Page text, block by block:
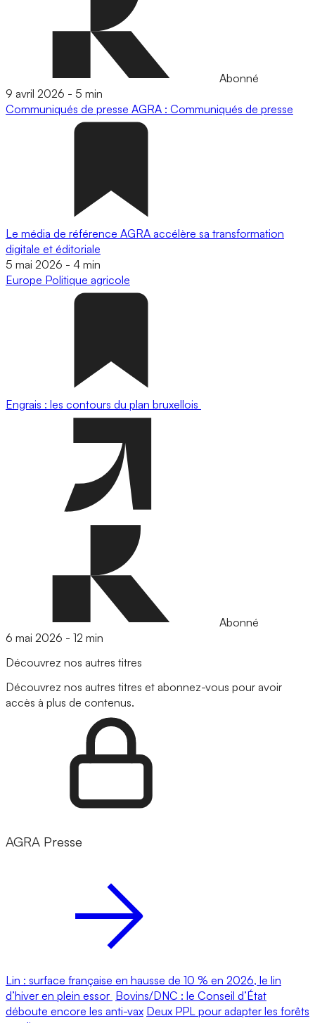
Abonné
9 avril 2026 - 5 min
Communiqués de presse AGRA : Communiqués de presse
Le média de référence AGRA accélère sa transformation
digitale et éditoriale
5 mai 2026 - 4 min
Europe Politique agricole
Engrais : les contours du plan bruxellois
Abonné
6 mai 2026 - 12 min
Découvrez nos autres titres
Découvrez nos autres titres et abonnez-vous pour avoir
accès à plus de contenus.
AGRA Presse
Lin : surface française en hausse de 10 % en 2026, le lin
d’hiver en plein essor Bovins/DNC : le Conseil d’État
déboute encore les anti-vax Deux PPL pour adapter les forêts